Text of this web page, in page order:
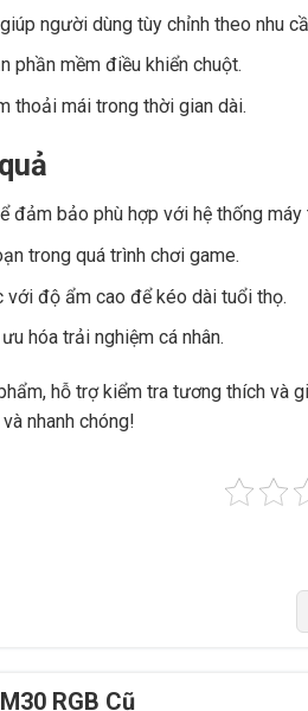
người dùng tùy chỉnh theo nhu
phần mềm điều khiển chuột.
thoải mái trong thời gian dài.
bảo phù hợp với hệ thống máy
trong quá trình chơi game.
độ ẩm cao để kéo dài tuổi thọ.
hóa trải nghiệm cá nhân.
hỗ trợ kiểm tra tương thích và
nhanh chóng!
RGB Cũ